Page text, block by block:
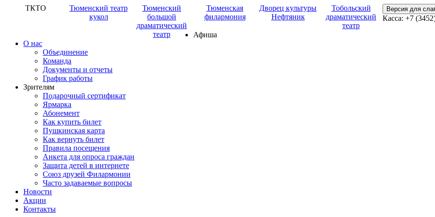
ТКТО
Тюменский театр
кукол
Тюменский
большой
драматический
театр
Тюменская
филармония
Дворец культуры
Нефтяник
Тобольский
драматический
театр
Версия для
Касса: +7
Афиша
О нас
Объединение
Команда
Документы и отчеты
График работы
Зрителям
Подарочный сертификат
Ярмарка
Абонемент
Как купить билет
Пушкинская карта
Как вернуть билет
Правила посещения
Анкета для опроса граждан
Защита детей в интернете
Союз друзей Филармонии
Часто задаваемые вопросы
Новости
Акции
Контакты